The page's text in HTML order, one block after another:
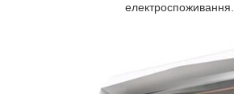
електроспоживання.